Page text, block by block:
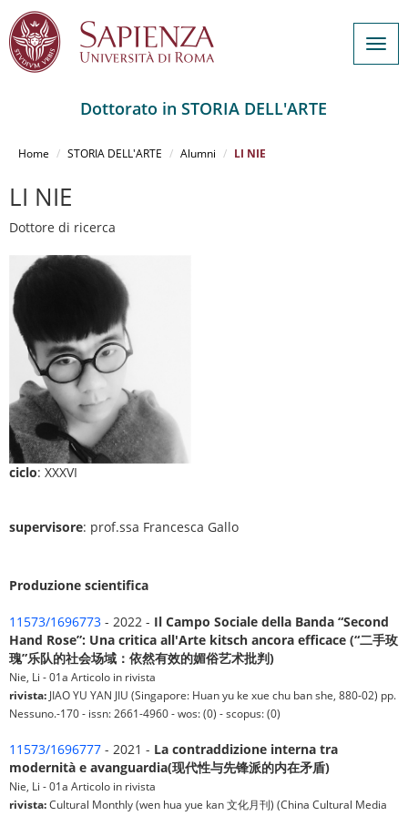
principale
Dottorato in STORIA DELL'ARTE
Home STORIA DELL'ARTE Alumni LI NIE
LI NIE
Dottore di ricerca
ciclo: XXXVI
supervisore: prof.ssa Francesca Gallo
Produzione scientifica
11573/1696773 - 2022 - Il Campo Sociale della Banda “Second
Hand Rose”: Una critica all'Arte kitsch ancora efficace (“二手玫
瑰”乐队的社会场域：依然有效的媚俗艺术批判)
Nie, Li - 01a Articolo in rivista
rivista: JIAO YU YAN JIU (Singapore: Huan yu ke xue chu ban she, 880-02) pp.
Nessuno.-170 - issn: 2661-4960 - wos: (0) - scopus: (0)
11573/1696777 - 2021 - La contraddizione interna tra
modernità e avanguardia(现代性与先锋派的内在矛盾)
Nie, Li - 01a Articolo in rivista
rivista:Cultural Monthly (wen hua yue kan 文化月刊) (China Cultural Media